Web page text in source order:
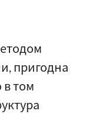
пригодна
в том